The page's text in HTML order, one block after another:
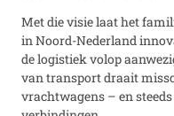
Met die visie laat het
in Noord-Nederland
de logistiek volop
van transport draait
vrachtwagens – en